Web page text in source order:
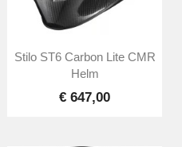
Stilo ST6 Carbon Lite CMR
Helm
€ 647,00